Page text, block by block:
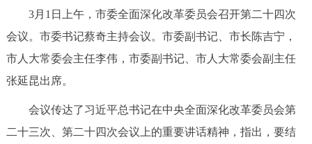
决策公开 专题公开
政务服务
个人服务 法人服务 部门服务
3月1日上午，市委全面深化改革委员会召开第二十四次
会议。市委书记蔡奇主持会议。市委副书记、市长陈吉宁，
市人大常委会主任李伟，市委副书记、市人大常委会副主任
张延昆出席。
会议传达了习近平总书记在中央全面深化改革委员会第
二十三次、第二十四次会议上的重要讲话精神，指出，要结